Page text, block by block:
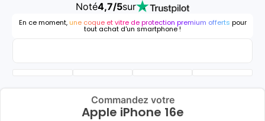
Noté4,7/5sur
En ce moment, une coque et vitre de protection premium offerts pour
tout achat d'un smartphone !
Commandez votre
Apple iPhone 16e